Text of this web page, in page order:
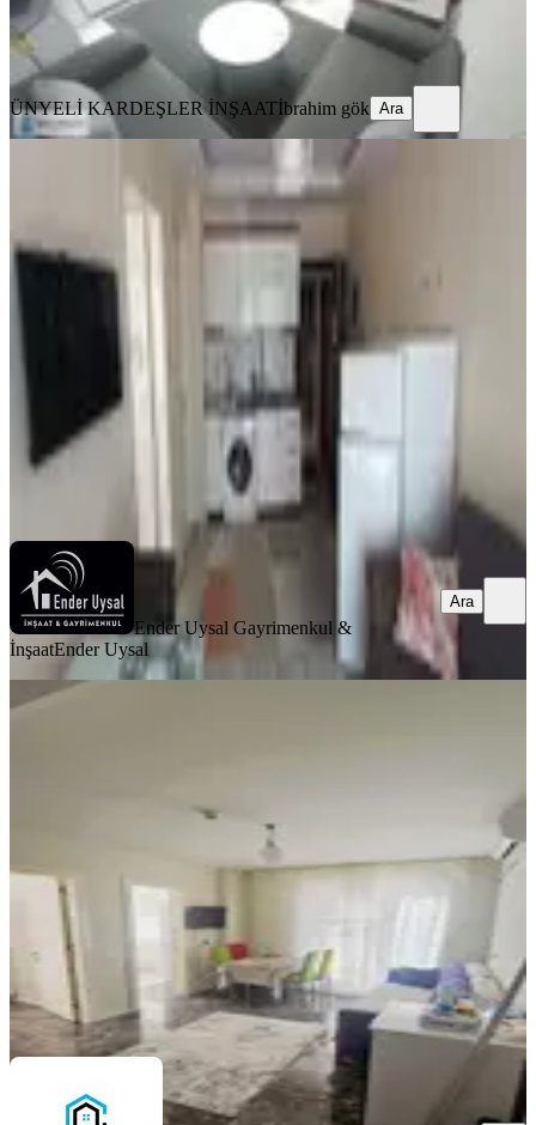
ÜNYELİ KARDEŞLER İNŞAAT İbrahim gök
Ara
ÜNYELİ KARDEŞLER İNŞAATİbrahim gök Ara
Ender Uysal Gayrimenkulden
Asmalıevler De Kiralık Asansörlü
Balkonlu 1+1 Kiralık Apart..
Pamukkale, Asmalıevler Mahallesi
05.08.2026
Ender Uysal Gayrimenkul & İnşaat Ender Uysal
Ender Uysal Gayrimenkul &
İnşaatEnder Uysal
Ara
YENİ
2. Kat
YETKİ GAYRİMENKULÖmer Ögel